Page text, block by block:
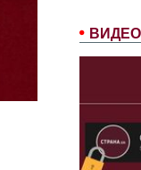
ВИДЕО